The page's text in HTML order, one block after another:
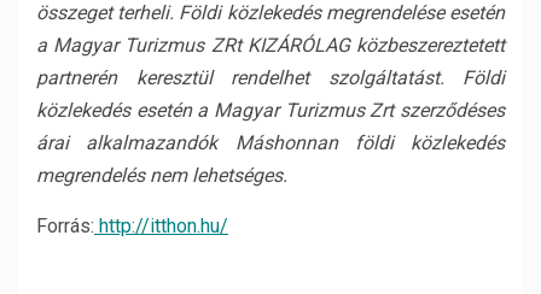
összeget terheli. Földi közlekedés megrendelése esetén
a Magyar Turizmus ZRt KIZÁRÓLAG közbeszereztetett
partnerén keresztül rendelhet szolgáltatást. Földi
közlekedés esetén a Magyar Turizmus Zrt szerződéses
árai alkalmazandók Máshonnan földi közlekedés
megrendelés nem lehetséges.
Forrás: http://itthon.hu/